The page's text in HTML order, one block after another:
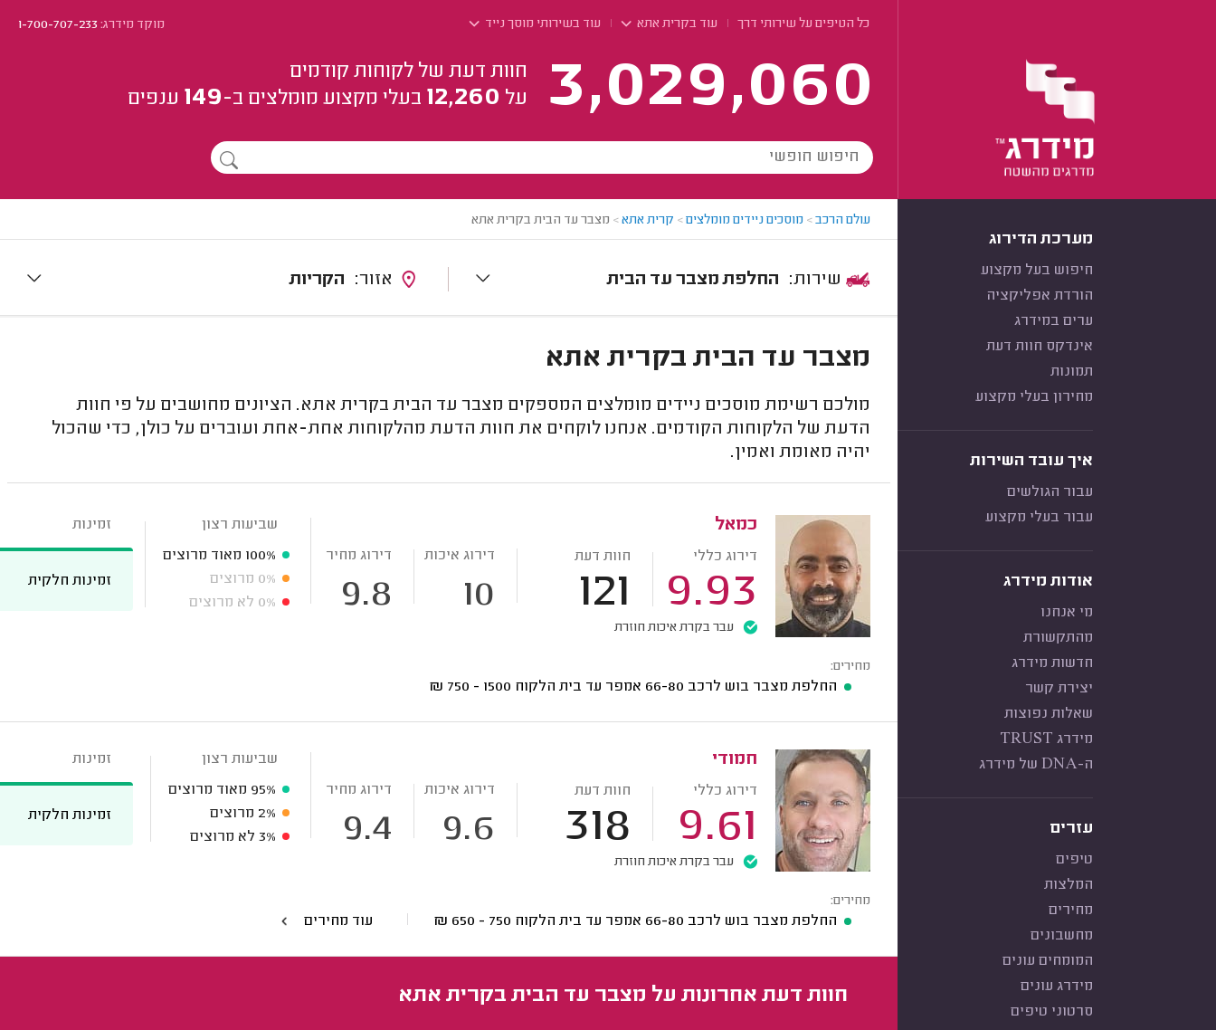
כל הטיפים על שירותי דרך עוד בקרית אתא עוד בשירותי מוסך נייד מוקד מידרג:1-700-707-233
3,029,060
חוות דעת של לקוחות קודמים
על 12,260 בעלי מקצוע מומלצים ב-149 ענפים
מערכת הדירוג
חיפוש בעל מקצוע
הורדת אפליקציה
ערים במידרג
אינדקס חוות דעת
תמונות
מחירון בעלי מקצוע
איך עובד השירות
עבור הגולשים
עבור בעלי מקצוע
אודות מידרג
מי אנחנו
מהתקשורת
חדשות מידרג
יצירת קשר
שאלות נפוצות
מידרג TRUST
ה-DNA של מידרג
עזרים
טיפים
המלצות
מחירים
מחשבונים
המומחים עונים
מידרג עונים
סרטוני טיפים
עולם הרכב> מוסכים ניידים מומלצים> קרית אתא> מצבר עד הבית בקרית אתא
החלפת מצבר עד הבית הקריות
מצבר עד הבית בקרית אתא
מולכם רשימת מוסכים ניידים מומלצים המספקים מצבר עד הבית בקרית אתא. הציונים מחושבים על פי חוות
הדעת של הלקוחות הקודמים. אנחנו לוקחים את חוות הדעת מהלקוחות אחת-אחת ועוברים על כולן, כדי שהכול
יהיה מאומת ואמין.
כמאל
דירוג כללי
9.93
חוות דעת
121
דירוג איכות
10
דירוג מחיר
9.8
עבר בקרת איכות חוזרת
שביעות רצון
100% מאוד מרוצים
0% מרוצים
0% לא מרוצים
זמינות
זמינות חלקית
מחירים:
החלפת מצבר בוש לרכב 66-80 אמפר עד בית הלקוח 1500 - 750
₪
חמודי
דירוג כללי
9.61
חוות דעת
318
דירוג איכות
9.6
דירוג מחיר
9.4
עבר בקרת איכות חוזרת
שביעות רצון
95% מאוד מרוצים
2% מרוצים
3% לא מרוצים
זמינות
זמינות חלקית
מחירים:
החלפת מצבר בוש לרכב 66-80 אמפר עד בית הלקוח 750 - 650
₪ עוד מחירים
חוות דעת אחרונות על מצבר עד הבית בקרית אתא